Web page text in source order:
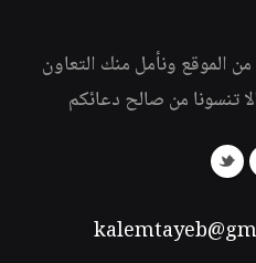
من الموقع ونأمل منك التعاون
تنسونا من صالح دعائكم